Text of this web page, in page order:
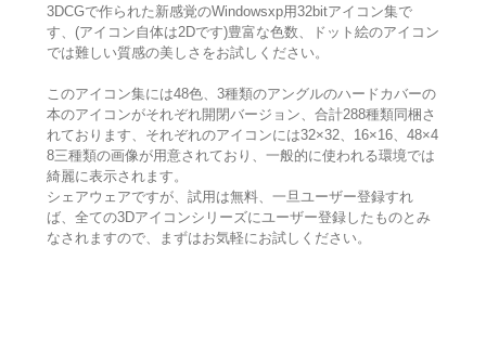
3DCGで作られた新感覚のWindowsxp用32bitアイコン集で
す、(アイコン自体は2Dです)豊富な色数、ドット絵のアイコン
では難しい質感の美しさをお試しください。
このアイコン集には48色、3種類のアングルのハードカバーの
本のアイコンがそれぞれ開閉バージョン、合計288種類同梱さ
れております、それぞれのアイコンには32×32、16×16、48×4
8三種類の画像が用意されており、一般的に使われる環境では
綺麗に表示されます。
シェアウェアですが、試用は無料、一旦ユーザー登録すれ
ば、全ての3Dアイコンシリーズにユーザー登録したものとみ
なされますので、まずはお気軽にお試しください。